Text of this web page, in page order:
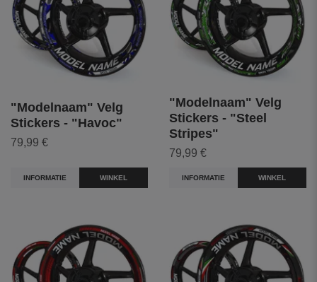
"Modelnaam" Velg
Stickers - "Havoc"
79,99 €
INFORMATIE WINKEL
"Modelnaam" Velg
Stickers - "Steel
Stripes"
79,99 €
INFORMATIE WINKEL